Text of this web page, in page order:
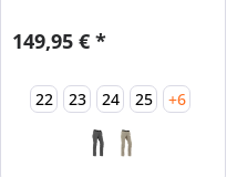
149,95 € *
22 23 24 25 +6